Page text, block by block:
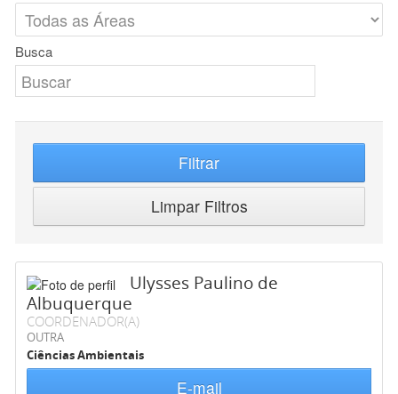
Busca
Filtrar
Limpar Filtros
Ulysses Paulino de
Albuquerque
COORDENADOR(A)
OUTRA
Ciências Ambientais
E-mail